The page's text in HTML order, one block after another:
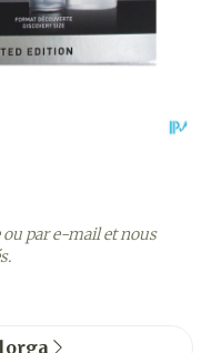
par e-mail et nous